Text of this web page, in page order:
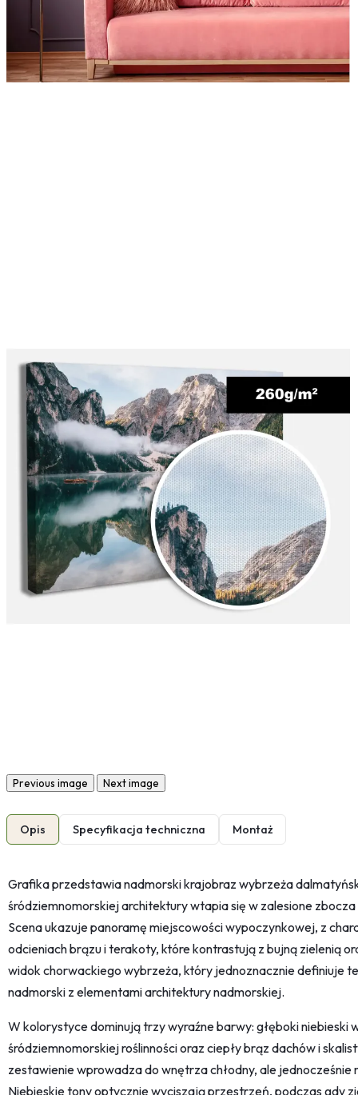
Previous image Next image
Opis Specyfikacja techniczna Montaż
Grafika przedstawia nadmorski krajobraz wybrzeża
śródziemnomorskiej architektury wtapia się w zalesione
Scena ukazuje panoramę miejscowości wypoczynkowej, z
odcieniach brązu i terakoty, które kontrastują z bujną zielenią
widok chorwackiego wybrzeża, który jednoznacznie definiuje
nadmorski z elementami architektury nadmorskiej.
W kolorystyce dominują trzy wyraźne barwy: głęboki niebieski
śródziemnomorskiej roślinności oraz ciepły brąz dachów i
zestawienie wprowadza do wnętrza chłodny, ale
Niebieskie tony optycznie wyciszają przestrzeń, podczas gdy